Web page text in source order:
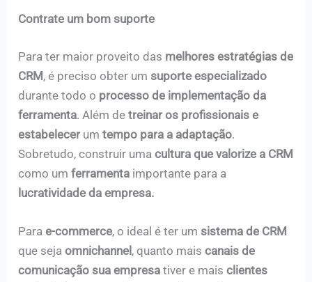
Contrate um bom suporte
Para ter maior proveito das melhores estratégias de
CRM, é preciso obter um suporte especializado
durante todo o processo de implementação da
ferramenta. Além detreinar os profissionais e
estabelecer umtempo para a adaptação.
Sobretudo, construir umacultura que valorize a CRM
como umferramenta importante para a
lucratividade da empresa.
Parae-commerce, o ideal é ter um sistema de CRM
que sejaomnichannel , quanto maiscanais de
comunicação sua empresa tiver e maisclientes